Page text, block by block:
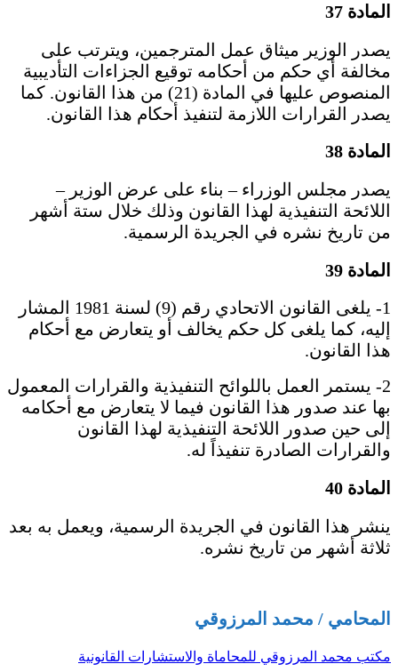
المادة 37
يصدر الوزير ميثاق عمل المترجمين، ويترتب على
مخالفة أي حكم من أحكامه توقيع الجزاءات التأديبية
المنصوص عليها في المادة (21) من هذا القانون. كما
يصدر القرارات اللازمة لتنفيذ أحكام هذا القانون.
المادة 38
يصدر مجلس الوزراء – بناء على عرض الوزير –
اللائحة التنفيذية لهذا القانون وذلك خلال ستة أشهر
من تاريخ نشره في الجريدة الرسمية.
المادة 39
1- يلغى القانون الاتحادي رقم (9) لسنة 1981 المشار
إليه، كما يلغى كل حكم يخالف أو يتعارض مع أحكام
هذا القانون.
2- يستمر العمل باللوائح التنفيذية والقرارات المعمول
بها عند صدور هذا القانون فيما لا يتعارض مع أحكامه
إلى حين صدور اللائحة التنفيذية لهذا القانون
والقرارات الصادرة تنفيذاً له.
المادة 40
ينشر هذا القانون في الجريدة الرسمية، ويعمل به بعد
ثلاثة أشهر من تاريخ نشره.​
المحامي / محمد المرزوقي
مكتب محمد المرزوقي للمحاماة والاستشارات القانونية